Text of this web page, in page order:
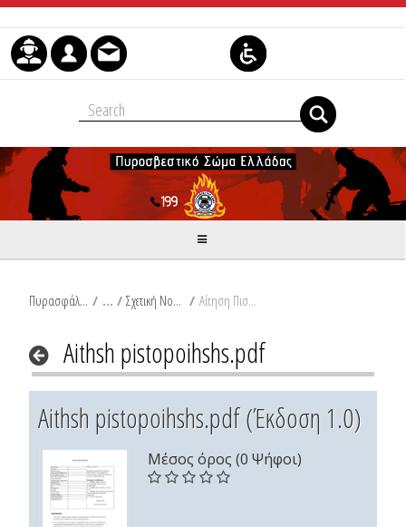
Μετάβαση στο περιεχόμενο
Πυρασφάλεια / Σχετική Νομοθεσία / Αίτηση Πιστοποίησης.pdf
Aithsh pistopoihshs.pdf
Aithsh pistopoihshs.pdf (Έκδοση 1.0)
Μέσος όρος (0 Ψήφοι)